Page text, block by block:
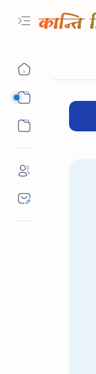
सरकारी नौकरी